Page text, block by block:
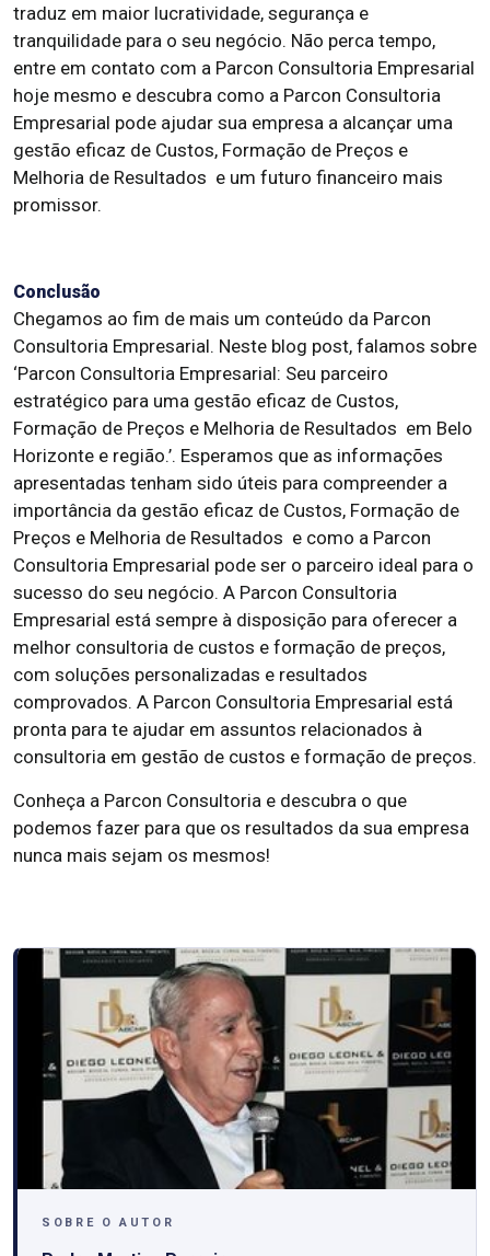
traduz em maior lucratividade, segurança e
tranquilidade para o seu negócio. Não perca tempo,
entre em contato com a Parcon Consultoria Empresarial
hoje mesmo e descubra como a Parcon Consultoria
Empresarial pode ajudar sua empresa a alcançar uma
gestão eficaz de Custos, Formação de Preços e
Melhoria de Resultados e um futuro financeiro mais
promissor.
Conclusão
Chegamos ao fim de mais um conteúdo da Parcon
Consultoria Empresarial. Neste blog post, falamos sobre
‘Parcon Consultoria Empresarial: Seu parceiro
estratégico para uma gestão eficaz de Custos,
Formação de Preços e Melhoria de Resultados em Belo
Horizonte e região.’. Esperamos que as informações
apresentadas tenham sido úteis para compreender a
importância da gestão eficaz de Custos, Formação de
Preços e Melhoria de Resultados e como a Parcon
Consultoria Empresarial pode ser o parceiro ideal para o
sucesso do seu negócio. A Parcon Consultoria
Empresarial está sempre à disposição para oferecer a
melhor consultoria de custos e formação de preços,
com soluções personalizadas e resultados
comprovados. A Parcon Consultoria Empresarial está
pronta para te ajudar em assuntos relacionados à
consultoria em gestão de custos e formação de preços.
Conheça a Parcon Consultoria e descubra o que
podemos fazer para que os resultados da sua empresa
nunca mais sejam os mesmos!
SOBRE O AUTOR